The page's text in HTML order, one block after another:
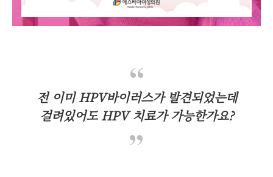
전 이미 HPV바이러스가 발견되었는데
걸려있어도 HPV 치료가 가능한가요?